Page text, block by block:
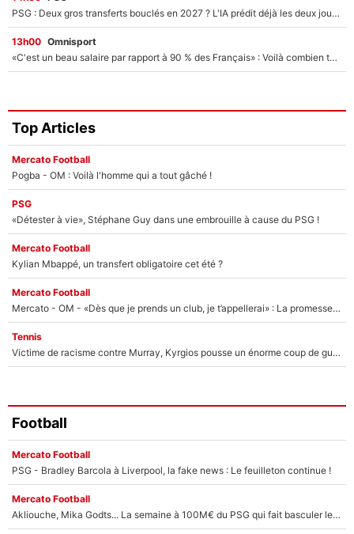
PSG : Deux gros transferts bouclés en 2027 ? L'IA prédit déjà les deux joueurs qui pourraient rejoindre Luis Enrique !
13h00 Omnisport
«C'est un beau salaire par rapport à 90 % des Français» : Voilà combien touchait Nelson Monfort sur France Télévisions avant de rejoindre CNews
Top Articles
Mercato Football
Pogba - OM : Voilà l'homme qui a tout gâché !
PSG
«Détester à vie», Stéphane Guy dans une embrouille à cause du PSG !
Mercato Football
Kylian Mbappé, un transfert obligatoire cet été ?
Mercato Football
Mercato - OM - «Dès que je prends un club, je t’appellerai» : La promesse de Marcelino au moment de claquer la porte
Tennis
Victime de racisme contre Murray, Kyrgios pousse un énorme coup de gueule !
Football
Mercato Football
PSG - Bradley Barcola à Liverpool, la fake news : Le feuilleton continue !
Mercato Football
Akliouche, Mika Godts... La semaine à 100M€ du PSG qui fait basculer le mercato du PSG !